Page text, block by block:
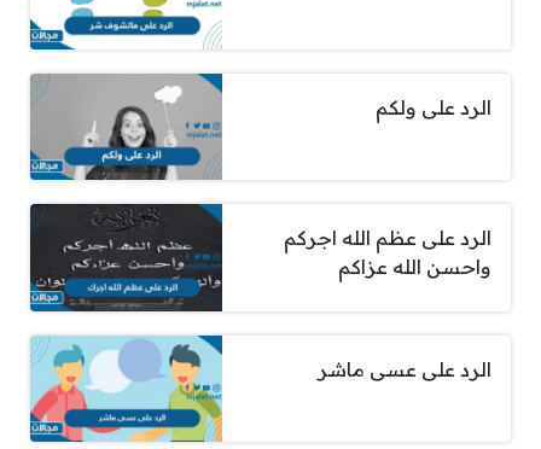
الرد على ولكم
الرد على عظم الله اجركم
واحسن الله عزاكم
الرد على عسى ماشر